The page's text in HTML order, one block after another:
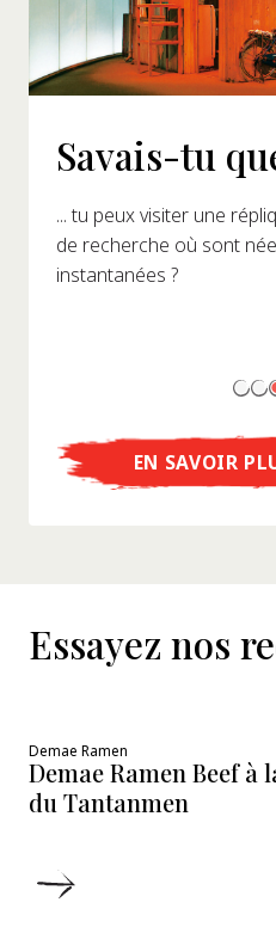
Savais-tu
... tu peux visiter une
de recherche où sont
instantanées ?
EN SAVOIR
Essayez nos
Demae Ramen
Demae Ramen Beef à
du Tantanmen